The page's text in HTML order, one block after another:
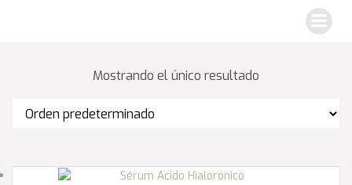
Mostrando el único resultado